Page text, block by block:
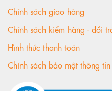
Chính sách giao hàng
Chính sách kiểm hàng - đổi
Hình thức thanh toán
Chính sách bảo mật thông